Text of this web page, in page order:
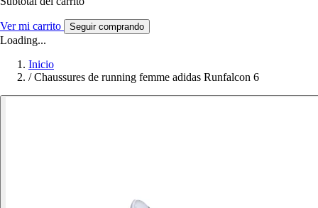
Ver mi carrito Seguir comprando
Loading...
Inicio
/ Chaussures de running femme adidas Runfalcon 6